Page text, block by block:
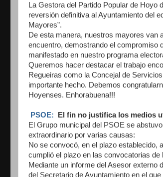
La Gestora del Partido Popular de
reversión definitiva al Ayuntamiento del
Mayores”.
De esta manera, nuestros mayores van
encuentro, demostrando el compromiso
manifestado en nuestro programa
Queremos hacer destacar el trabajo
Regueiras como la Concejal de
importante hecho. Debemos
Hoyenses. Enhorabuena!!!
PSOE: El fin no justifica los medios
El Grupo municipal del PSOE se
extraordinario por varias causas:
No se convocó, en el plazo establecido,
cumplió el plazo en las convocatorias
Mediante un informe del Asesor externo
del Secretario de Ayuntamiento en el